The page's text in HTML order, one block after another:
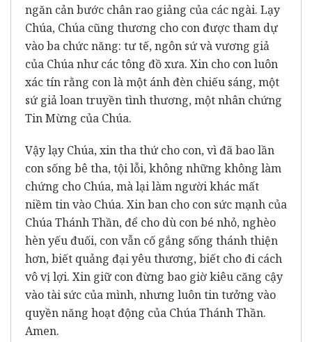
ngăn cản bước chân rao giảng của các ngài. Lạy
Chúa, Chúa cũng thương cho con được tham dự
vào ba chức năng: tư tế, ngôn sứ và vương giả
của Chúa như các tông đồ xưa. Xin cho con luôn
xác tín rằng con là một ánh đèn chiếu sáng, một
sứ giả loan truyền tình thương, một nhân chứng
Tin Mừng của Chúa.
Vậy lạy Chúa, xin tha thứ cho con, vì đã bao lần
con sống bê tha, tội lỗi, không những không làm
chứng cho Chúa, mà lại làm người khác mất
niềm tin vào Chúa. Xin ban cho con sức mạnh của
Chúa Thánh Thần, để cho dù con bé nhỏ, nghèo
hèn yếu đuối, con vẫn cố gắng sống thánh thiện
hơn, biết quảng đại yêu thương, biết cho đi cách
vô vị lợi. Xin giữ con đừng bao giờ kiêu căng cậy
vào tài sức của mình, nhưng luôn tin tưởng vào
quyền năng hoạt động của Chúa Thánh Thần.
Amen.